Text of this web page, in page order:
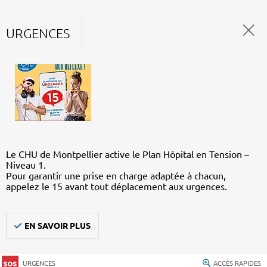
URGENCES
Le CHU de Montpellier active le Plan Hôpital en Tension –
Niveau 1.
Pour garantir une prise en charge adaptée à chacun,
appelez le 15 avant tout déplacement aux urgences.
EN SAVOIR PLUS
URGENCES ACCÈS RAPIDES